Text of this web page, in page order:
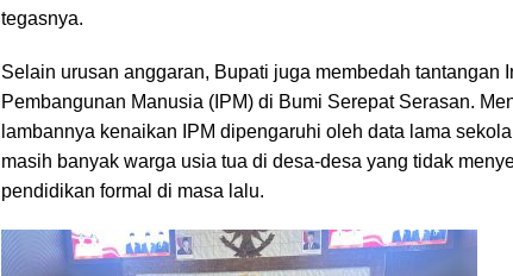
tegasnya.
‎Selain urusan anggaran, Bupati juga membedah tantangan
Pembangunan Manusia (IPM) di Bumi Serepat Serasan.
lambannya kenaikan IPM dipengaruhi oleh data lama
masih banyak warga usia tua di desa-desa yang tidak
pendidikan formal di masa lalu.